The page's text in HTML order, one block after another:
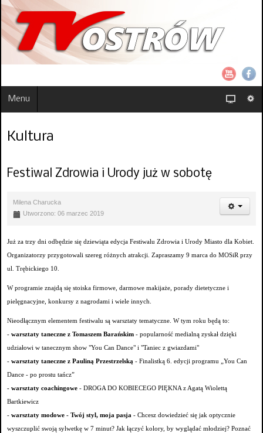
Menu
Kultura
Festiwal Zdrowia i Urody już w sobotę
Milena Charucka
Utworzono: 06 marzec 2019
Już za trzy dni odbędzie się dziewiąta edycja Festiwalu Zdrowia i Urody Miasto dla Kobiet.
Organizatorzy przygotowali szereg różnych atrakcji. Zapraszamy 9 marca do MOSiR przy
ul. Trębickiego 10.
W programie znajdą się stoiska firmowe, darmowe makijaże, porady dietetyczne i
pielęgnacyjne, konkursy z nagrodami i wiele innych.
Nieodłącznym elementem festiwalu są warsztaty tematyczne. W tym roku będą to:
- warsztaty taneczne z Tomaszem Barańskim - popularność medialną zyskał dzięki
udziałowi w tanecznym show "You Can Dance" i "Taniec z gwiazdami"
- warsztaty taneczne z Pauliną Przestrzelską - Finalistką 6. edycji programu „You Can
Dance - po prostu tańcz”
- warsztaty coachingowe - DROGA DO KOBIECEGO PIĘKNA z Agatą Wiolettą
Bartkiewicz
- warsztaty modowe - Twój styl, moja pasja - Chcesz dowiedzieć się jak optycznie
wyszczuplić swoją sylwetkę w 7 minut? Jak łączyć kolory, by wyglądać młodziej? Poznać